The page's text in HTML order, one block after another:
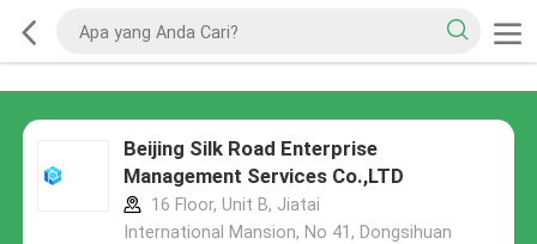
Beijing Silk Road Enterprise
Management Services Co.,LTD
16 Floor, Unit B, Jiatai
International Mansion, No 41, Dongsihuan